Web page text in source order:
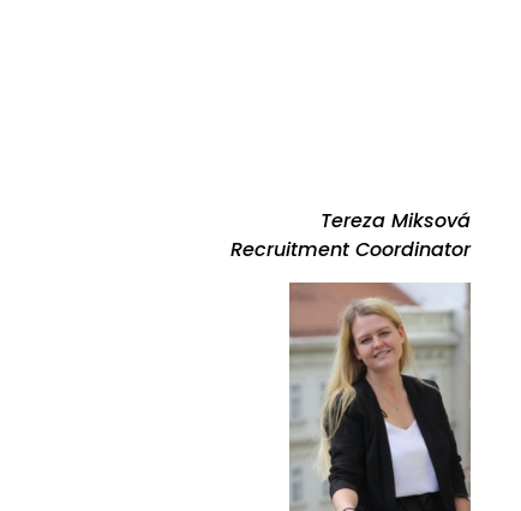
Tereza Miksová
Recruitment Coordinator